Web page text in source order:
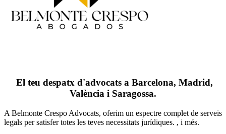
El teu despatx d'advocats a Barcelona, Madrid,
València i Saragossa.
A Belmonte Crespo Advocats, oferim un espectre complet de serveis
legals per satisfer totes les teves necessitats jurídiques. , i més.